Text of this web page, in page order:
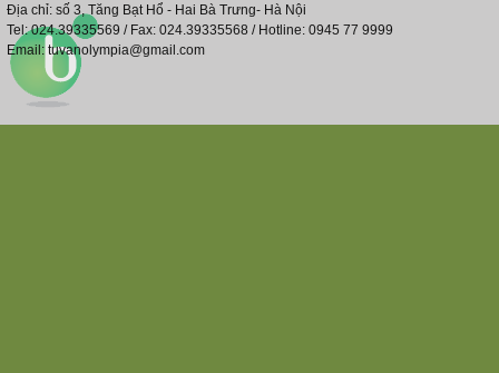
Địa chỉ: số 3, Tăng Bạt Hổ - Hai Bà Trưng- Hà Nội
Tel: 024.39335569 / Fax: 024.39335568 / Hotline: 0945 77 9999
Email: tuvanolympia@gmail.com